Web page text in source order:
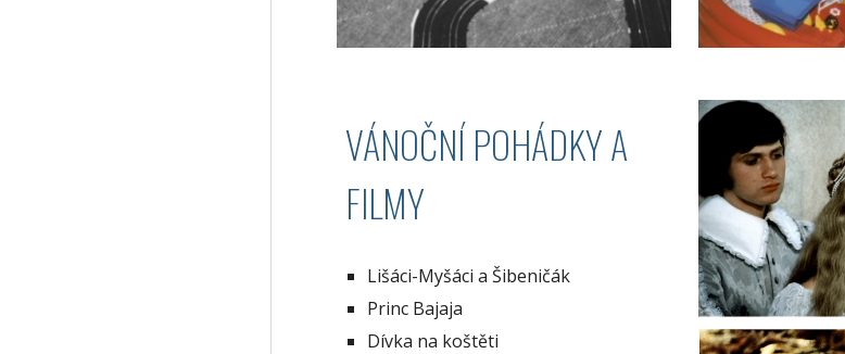
VÁNOČNÍ POHÁDKY A
FILMY
Lišáci-Myšáci a Šibeničák
Princ Bajaja
Dívka na koštěti